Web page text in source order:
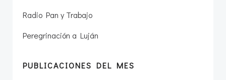
Radio Pan y Trabajo
Peregrinación a Luján
PUBLICACIONES DEL MES